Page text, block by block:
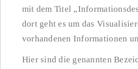
mit dem Titel
dort geht es um das
vorhandenen Informationen
Hier sind die genannten